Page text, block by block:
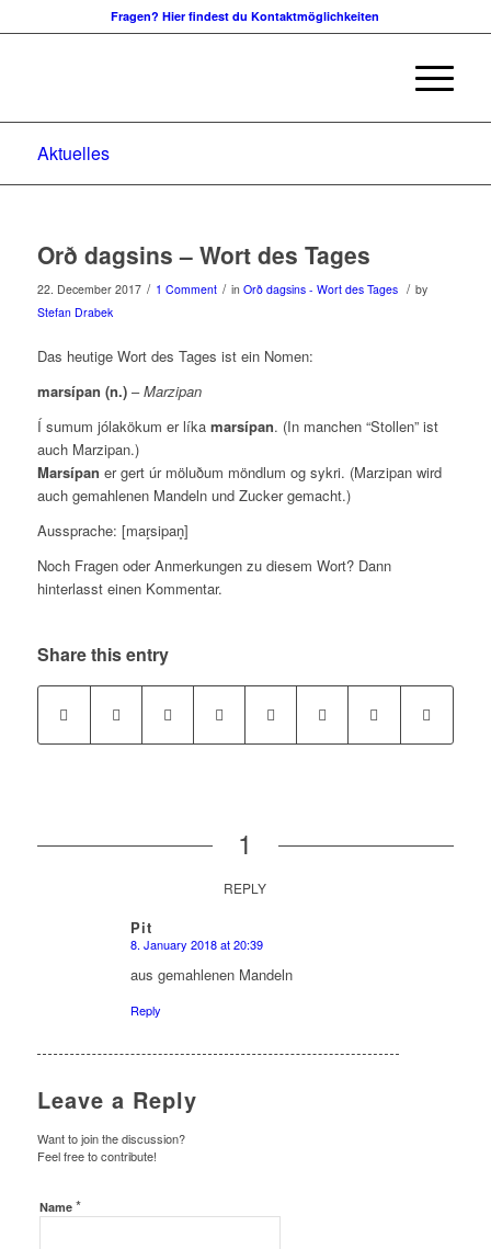
Fragen? Hier findest du Kontaktmöglichkeiten
Aktuelles
Orð dagsins – Wort des Tages
22. December 2017 / 1 Comment / in Orð dagsins - Wort des Tages / by
Stefan Drabek
Das heutige Wort des Tages ist ein Nomen:
marsípan (n.) –Marzipan
Í sumum jólakökum er líka marsípan. (In manchen “Stollen” ist
auch Marzipan.)
Marsípan er gert úr möluðum möndlum og sykri. (Marzipan wird
auch gemahlenen Mandeln und Zucker gemacht.)
Aussprache: [mar̥sipan̥]
Noch Fragen oder Anmerkungen zu diesem Wort? Dann
hinterlasst einen Kommentar.
Share this entry
1
REPLY
Pit
says:
8. January 2018 at 20:39
aus gemahlenen Mandeln
Reply
Leave a Reply
Want to join the discussion?
Feel free to contribute!
Name *